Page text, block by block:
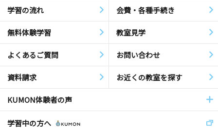
学習の流れ 会費・各種手続き
無料体験学習 教室見学
よくあるご質問 お問い合わせ
資料請求 お近くの教室を探す
KUMON体験者の声
学習中の方へ